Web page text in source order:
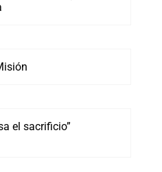
el sacrificio”